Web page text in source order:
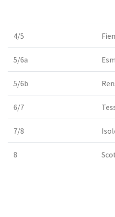
4/5
5/6a
5/6b
6/7
7/8
8